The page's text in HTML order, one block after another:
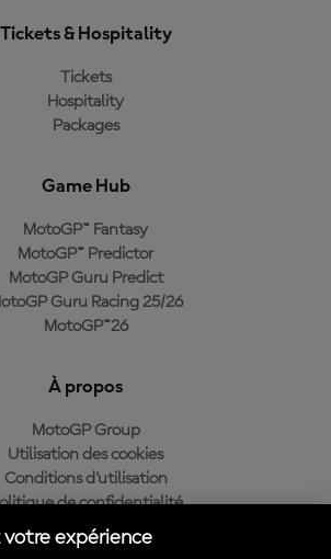
Tickets & Hospitality
Tickets
Hospitality
Packages
Game Hub
MotoGP™ Fantasy
MotoGP™ Predictor
MotoGP Guru Predict
Guru Racing 25/26
MotoGP™26
À propos
MotoGP Group
Utilisation des cookies
Conditions d'utilisation
de confidentialité
Politique d’achat
votre expérience